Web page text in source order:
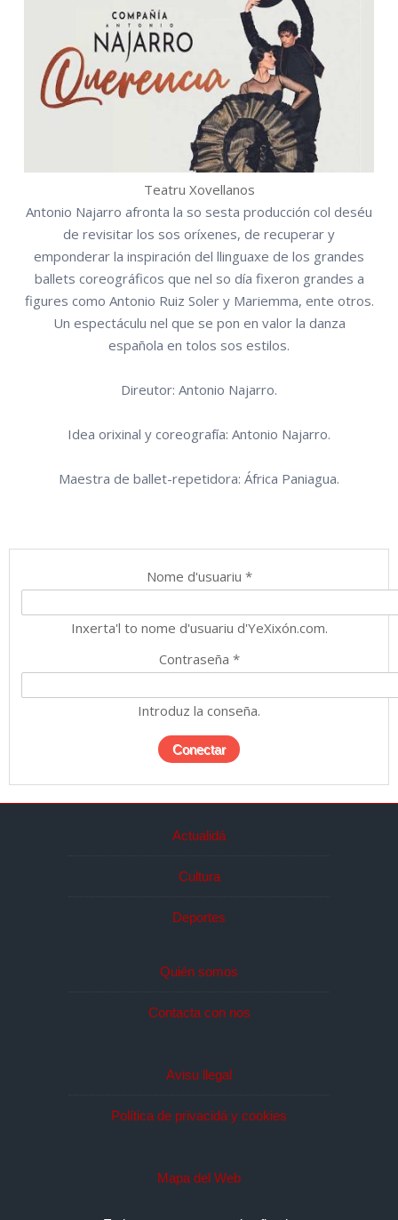
Teatru Xovellanos
Antonio Najarro afronta la so sesta producción col deséu
de revisitar los sos oríxenes, de recuperar y
emponderar la inspiración del llinguaxe de los grandes
ballets coreográficos que nel so día fixeron grandes a
figures como Antonio Ruiz Soler y Mariemma, ente otros.
Un espectáculu nel que se pon en valor la danza
española en tolos sos estilos.
Direutor: Antonio Najarro.
Idea orixinal y coreografía: Antonio Najarro.
Maestra de ballet-repetidora: África Paniagua.
Nome d'usuariu *
Inxerta'l to nome d'usuariu d'YeXixón.com.
Contraseña *
Introduz la conseña.
Actualidá
Cultura
Deportes
Quién somos
Contacta con nos
Avisu llegal
Política de privacidá y cookies
Mapa del Web